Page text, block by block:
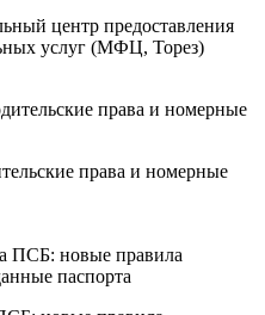
центр предоставления
услуг (МФЦ, Торез)
права и номерные